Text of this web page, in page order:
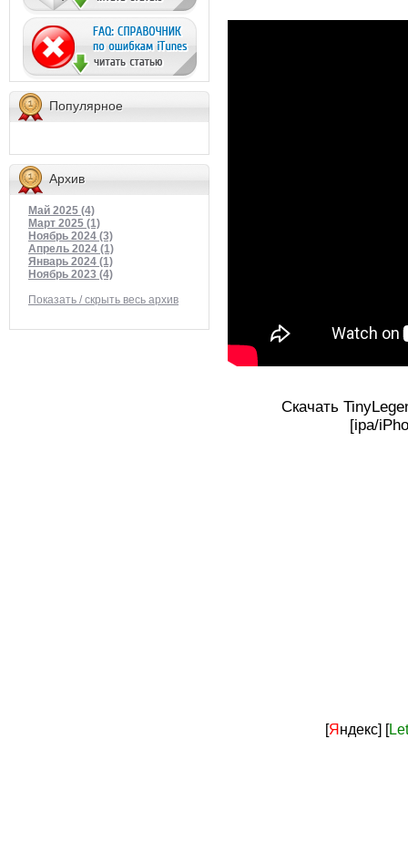
Популярное
Архив
Май 2025 (4)
Март 2025 (1)
Ноябрь 2024 (3)
Апрель 2024 (1)
Январь 2024 (1)
Ноябрь 2023 (4)
Показать / скрыть весь архив
Скачать
[ipa/
[Яндекс] [Let